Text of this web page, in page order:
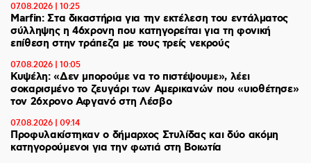
07.08.2026 | 10:25
Marfin: Στα δικαστήρια για την εκτέλεση του εντάλματος
σύλληψης η 46χρονη που κατηγορείται για τη φονική
επίθεση στην τράπεζα με τους τρείς νεκρούς
07.08.2026 | 10:05
Κυψέλη: «Δεν μπορούμε να το πιστέψουμε», λέει
σοκαρισμένο το ζευγάρι των Αμερικανών που «υιοθέτησε»
τον 26χρονο Αφγανό στη Λέσβο
07.08.2026 | 09:14
Προφυλακίστηκαν ο δήμαρχος Στυλίδας και δύο ακόμη
κατηγορούμενοι για την φωτιά στη Βοιωτία